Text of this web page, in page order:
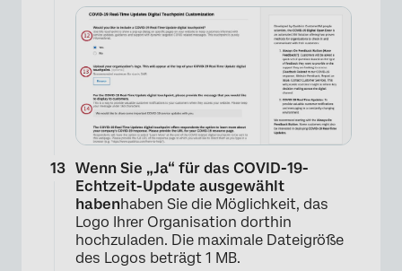
Wenn Sie „Ja“ für das COVID-19-
Echtzeit-Update ausgewählt
habenhaben Sie die Möglichkeit, das
Logo Ihrer Organisation dorthin
hochzuladen. Die maximale Dateigröße
des Logos beträgt 1 MB.